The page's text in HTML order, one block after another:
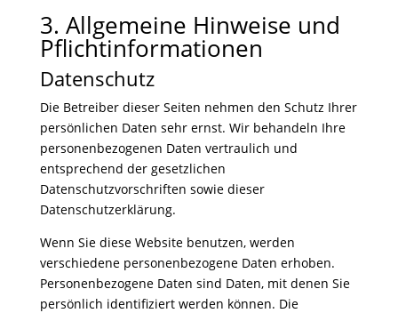
3. Allgemeine Hinweise und
Pflichtinformationen
Datenschutz
Die Betreiber dieser Seiten nehmen den Schutz Ihrer
persönlichen Daten sehr ernst. Wir behandeln Ihre
personenbezogenen Daten vertraulich und
entsprechend der gesetzlichen
Datenschutzvorschriften sowie dieser
Datenschutzerklärung.
Wenn Sie diese Website benutzen, werden
verschiedene personenbezogene Daten erhoben.
Personenbezogene Daten sind Daten, mit denen Sie
persönlich identifiziert werden können. Die